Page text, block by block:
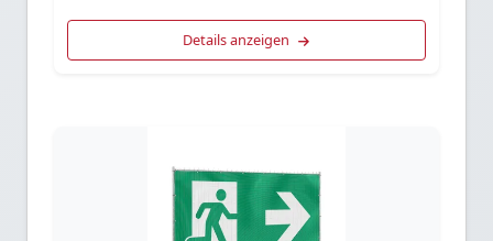
Details anzeigen